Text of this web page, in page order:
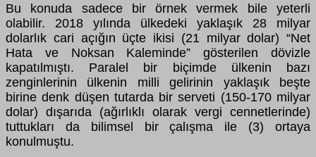
Bu konuda sadece bir örnek vermek bile yeterli
olabilir. 2018 yılında ülkedeki yaklaşık 28 milyar
dolarlık cari açığın üçte ikisi (21 milyar dolar) “Net
Hata ve Noksan Kaleminde” gösterilen dövizle
kapatılmıştı. Paralel bir biçimde ülkenin bazı
zenginlerinin ülkenin milli gelirinin yaklaşık beşte
birine denk düşen tutarda bir serveti (150-170 milyar
dolar) dışarıda (ağırlıklı olarak vergi cennetlerinde)
tuttukları da bilimsel bir çalışma ile (3) ortaya
konulmuştu.